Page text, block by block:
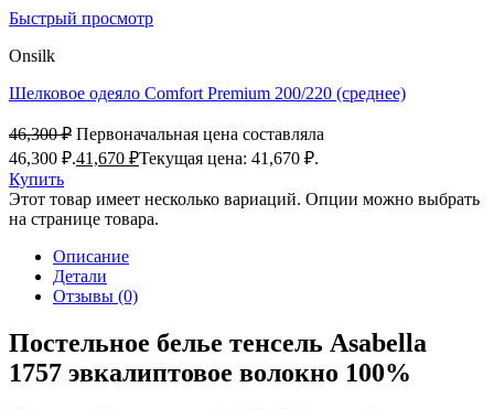
Быстрый просмотр
Onsilk
Шелковое одеяло Comfort Premium 200/220 (среднее)
46,300₽ Первоначальная цена составляла
46,300 ₽.41,670 ₽Текущая цена: 41,670 ₽.
Купить
Этот товар имеет несколько вариаций. Опции можно выбрать
на странице товара.
Описание
Детали
Отзывы (0)
Постельное белье тенсель Asabella
1757 эвкалиптовое волокно 100%